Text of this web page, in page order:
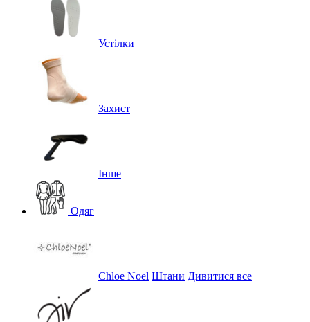
Устілки
Захист
Інше
Одяг
Chloe Noel Штани Дивитися все